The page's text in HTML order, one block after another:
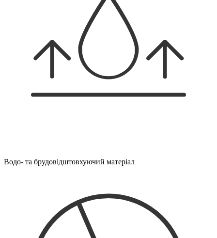
Водо- та брудовідштовхуючий матеріал